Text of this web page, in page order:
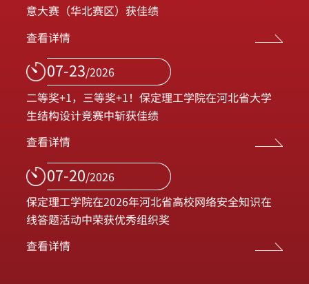
意大赛（华北赛区）获佳绩
查看详情
07-23/2026
二等奖+1，三等奖+1！保定理工学院在河北省大学
生结构设计竞赛中斩获佳绩
查看详情
07-20/2026
保定理工学院在2026年河北省高校网络安全知识在
线答题活动中荣获优秀组织奖
查看详情